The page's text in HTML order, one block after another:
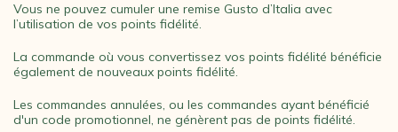
Vous ne pouvez cumuler une remise Gusto d’Italia avec
l’utilisation de vos points fidélité.
La commande où vous convertissez vos points fidélité bénéficie
également de nouveaux points fidélité.
Les commandes annulées, ou les commandes ayant bénéficié
d'un code promotionnel, ne génèrent pas de points fidélité.